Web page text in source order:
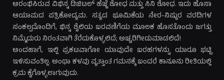
ಆರಂಭಿಸಿರುವ ವಿಭಿನ್ನ ಡಿಜಿಟಲ್ ಹೆಜ್ಜೆ ಶೋಧ ಮತ್ತು ಸಿನಿ ಶೋಧ. ಇದು ಹೊಸಾ
ಆಯಾಮದ ಪತ್ರಿಕೋದ್ಯಮ. ಸತ್ಯದ ಭೂಮಿಕೆಯ ನೇರ-ನಿಷ್ಠುರ ವರದಿಗಳ
ಸಂಕಲ್ಪದೊಂದಿಗೆ, ಭಿನ್ನ ಶೈಲಿಯ ಬರವಣಿಗೆಯ ಮೂಲಕ ಹೊಸತೊಂದು ಜಗತ್ತು
ನಿಮ್ಮೆದುರು ನಿರಂತವಾಗಿ ತೆರೆದುಕೊಳ್ಳಲಿದೆ; ಅಚ್ಚರಿಗೀಡುಮಾಡಲಿದೆ!
ಅಂದಹಾಗೆ, ಇಲ್ಲಿ ಪ್ರಕಟವಾಗೋ ಯಾವುದೇ ಬರಹಗಳನ್ನು ಯಾರೂ ಭಟ್ಟಿ
ಇಳಿಸುವಂತಿಲ್ಲ. ಅಂಥಾ ಕಳವು ವೃತ್ತಾಂತ ಗಮನಕ್ಕೆ ಬಂದರೆ ಕಾನೂನು ರೀತಿಯಲ್ಲಿ
ಕ್ರಮ ಕೈಗೊಳ್ಳಲಾಗುವುದು.